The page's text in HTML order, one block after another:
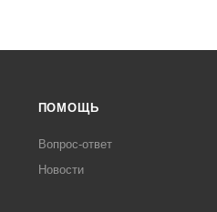
ПОМОЩЬ
Вопрос-ответ
Новости